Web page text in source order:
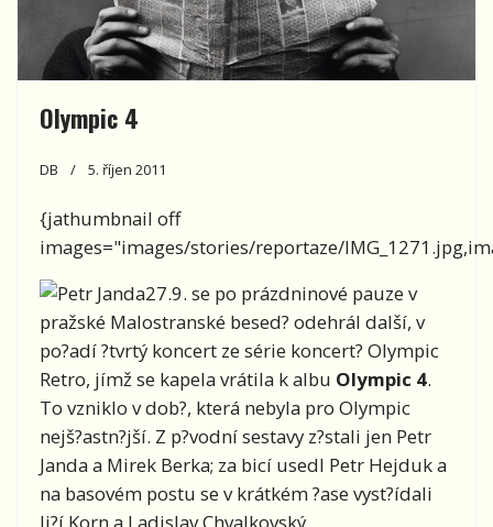
Olympic 4
DB 5. říjen 2011
{jathumbnail off
images="images/stories/reportaze/
27.9. se po prázdninové pauze v
pražské Malostranské besed? odehrál další, v
po?adí ?tvrtý koncert ze série koncert? Olympic
Retro, jímž se kapela vrátila k albu Olympic 4.
To vzniklo v dob?, která nebyla pro Olympic
nejš?astn?jší. Z p?vodní sestavy z?stali jen Petr
Janda a Mirek Berka; za bicí usedl Petr Hejduk a
na basovém postu se v krátkém ?ase vyst?ídali